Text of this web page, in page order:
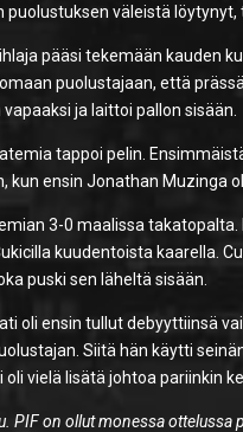
puolustuksen väleistä
pääsi tekemään kauden
puolustajaan, että
ja laittoi pallon sisään.
tappoi pelin.
kun ensin Jonathan Muzinga
3-0 maalissa
kuudentoista kaarella.
puski sen läheltä sisään.
oli ensin tullut debyyttiinsä
Siitä hän käytti
vielä lisätä johtoa pariinkin
PIF on ollut monessa